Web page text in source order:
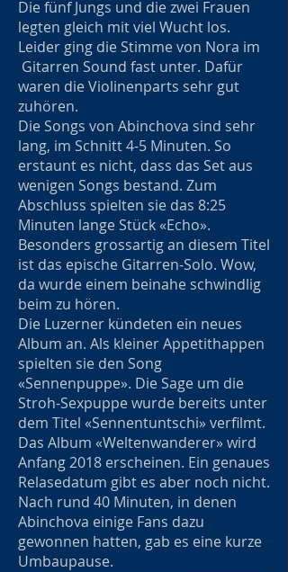
Die fünf Jungs und die zwei Frauen
legten gleich mit viel Wucht los.
Leider ging die Stimme von Nora im
Gitarren Sound fast unter. Dafür
waren die Violinenparts sehr gut
zuhören.
Die Songs von Abinchova sind sehr
lang, im Schnitt 4-5 Minuten. So
erstaunt es nicht, dass das Set aus
wenigen Songs bestand. Zum
Abschluss spielten sie das 8:25
Minuten lange Stück «Echo».
Besonders grossartig an diesem Titel
ist das epische Gitarren-Solo. Wow,
da wurde einem beinahe schwindlig
beim zu hören.
Die Luzerner kündeten ein neues
Album an. Als kleiner Appetithappen
spielten sie den Song
«Sennenpuppe». Die Sage um die
Stroh-Sexpuppe wurde bereits unter
dem Titel «Sennentuntschi» verfilmt.
Das Album «Weltenwanderer» wird
Anfang 2018 erscheinen. Ein genaues
Relasedatum gibt es aber noch nicht.
Nach rund 40 Minuten, in denen
Abinchova einige Fans dazu
gewonnen hatten, gab es eine kurze
Umbaupause.